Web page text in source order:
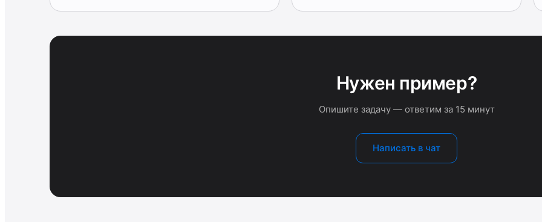
Нужен пример?
Опишите задачу — ответим за 15 минут
Написать в чат